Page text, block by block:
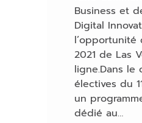
Business et
Digital
l’opportunité
2021 de Las
ligne.Dans le
électives du
un
dédié au…